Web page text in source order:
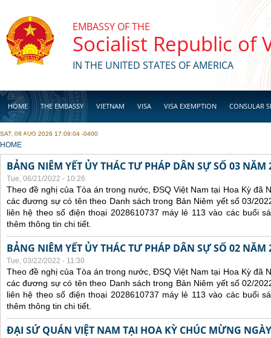
EMBASSY OF THE
Socialist Republic of
IN THE UNITED STATES OF AMERICA
HOME THE EMBASSY VIETNAM VISA VISA EXEMPTION CONSULAR
BUSINESS
SAT, 08 AUG 2026 17:09:04 -0400
YOU ARE HERE
HOME
BẢNG NIÊM YẾT ỦY THÁC TƯ PHÁP DÂN SỰ SỐ 03 NĂM
Tue, 06/21/2022 - 10:26
Theo đề nghị của Tòa án trong nước, ĐSQ Việt Nam tại Hoa Kỳ đã
các đương sự có tên theo Danh sách trong Bản Niêm yết số 03/
liên hệ theo số điện thoại 2028610737 máy lẻ 113 vào các buổi
thêm thông tin chi tiết.
BẢNG NIÊM YẾT ỦY THÁC TƯ PHÁP DÂN SỰ SỐ 02 NĂM
Tue, 03/22/2022 - 11:30
Theo đề nghị của Tòa án trong nước, ĐSQ Việt Nam tại Hoa Kỳ đã
các đương sự có tên theo Danh sách trong Bản Niêm yết số 02/
liên hệ theo số điện thoại 2028610737 máy lẻ 113 vào các buổi
thêm thông tin chi tiết.
ĐẠI SỨ QUÁN VIỆT NAM TẠI HOA KỲ CHÚC MỪNG